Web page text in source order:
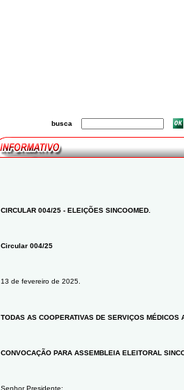
busca
CIRCULAR 004/25 - ELEIÇÕES SINCOOMED.
Circular 004/25
13 de fevereiro de 2025.
TODAS AS COOPERATIVAS DE SERVIÇOS MÉDICOS
CONVOCAÇÃO PARA ASSEMBLEIA ELEITORAL
Senhor Presidente: